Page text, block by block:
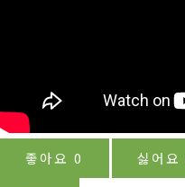
좋아요 0 싫어요